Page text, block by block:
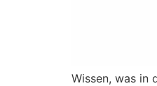
Wissen, was in